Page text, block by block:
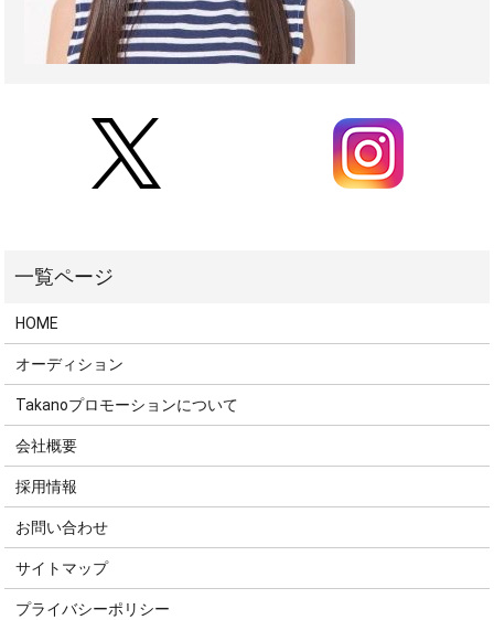
HOME
オーディション
Takanoプロモーションについて
会社概要
採用情報
お問い合わせ
サイトマップ
プライバシーポリシー